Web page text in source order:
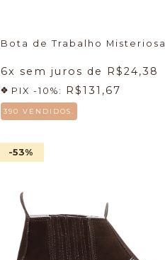
Bota de Trabalho Misteriosa
6x sem juros de R$24,38
PIX -10%: R$131,67
390 VENDIDOS.
-53%